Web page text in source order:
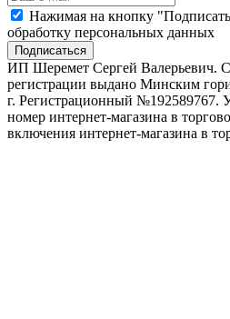
Нажимая на кнопку
обработку персональных данных
Подписаться
ИП Шеремет Сергей Валерьевич.
регистрации выдано Минским
г. Регистрационный №192589767.
номер интернет-магазина в
включения интернет-магазина в